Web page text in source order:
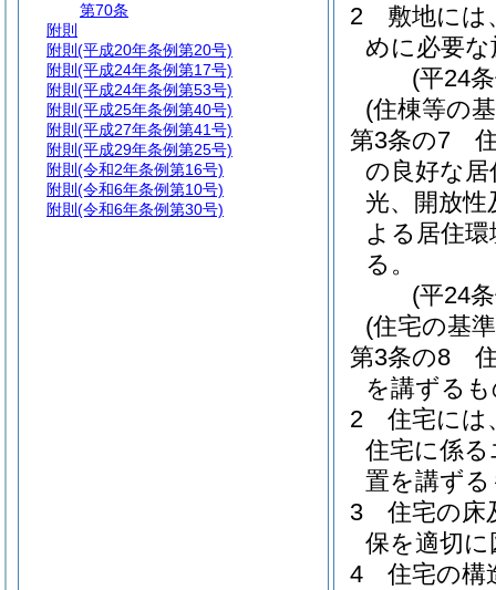
2
敷地には
めに必要
(平24
(住棟等の
第3条の7
の良好な
光、開放
よる居住
る。
(平24
(住宅の基
第3条の8
を講ずる
2
住宅には
住宅に係
置を講ず
3
住宅の床
保を適切
4
住宅の構
第70条
附則
附則 (平成20年条例第20号)
附則 (平成24年条例第17号)
附則 (平成24年条例第53号)
附則 (平成25年条例第40号)
附則 (平成27年条例第41号)
附則 (平成29年条例第25号)
附則 (令和2年条例第16号)
附則 (令和6年条例第10号)
附則 (令和6年条例第30号)